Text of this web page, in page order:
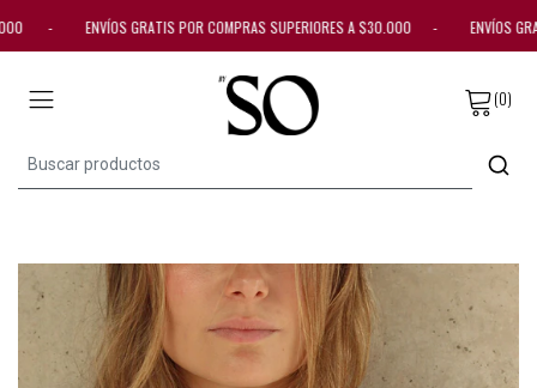
- ENVÍOS GRATIS POR COMPRAS SUPERIORES A $30.000 - ENVÍOS
(0)